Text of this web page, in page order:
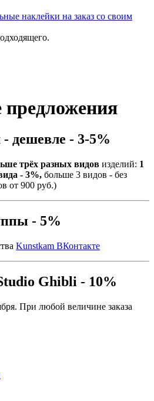
наклейки на заказ со своим
дешевле - 3-5%
трёх разных видов изделий: 1
- 3%, больше 3 видов - без
от 900 руб.)
- 5%
Kunstkam ВКонтакте
Ghibli - 10%
При любой величине заказа